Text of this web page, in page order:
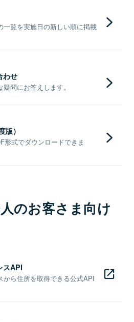
覧を実施日の新しい順に掲載
わせ
問にお答えします。
版）
形式でダウンロードできま
のお客さま向け
スAPI
ら住所を取得できる公式API